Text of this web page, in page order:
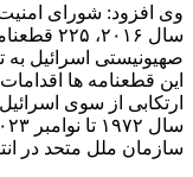
سال
این قطعنامه ها
ارتکابی از سوی
سازمان ملل متحد در